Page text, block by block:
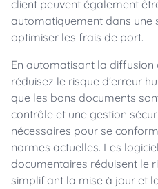
client peuvent également
automatiquement dans une
optimiser les frais de port.
En automatisant la diffusion
réduisez le risque d'erreur
que les bons documents
contrôle et une gestion
nécessaires pour se
normes actuelles. Les
documentaires réduisent le
simplifiant la mise à jour et